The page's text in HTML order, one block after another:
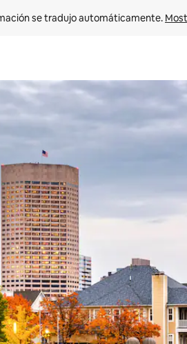
se tradujo automáticamente.
flecha hacia arriba y hacia abajo o